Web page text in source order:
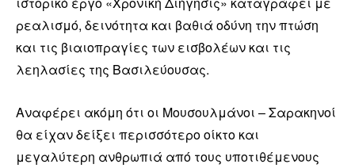
ρεαλισμό, δεινότητα και βαθιά οδύνη την πτώση
και τις βιαιοπραγίες των εισβολέων και τις
λεηλασίες της Βασιλεύουσας.
Αναφέρει ακόμη ότι οι Μουσουλμάνοι – Σαρακηνοί
θα είχαν δείξει περισσότερο οίκτο και
μεγαλύτερη ανθρωπιά από τους υποτιθέμενους